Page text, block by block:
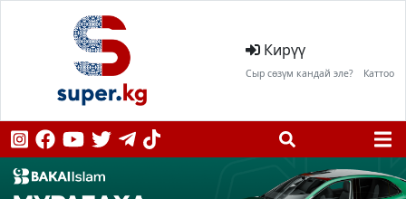
Кирүү
Сыр сөзүм кандай эле? Каттоо